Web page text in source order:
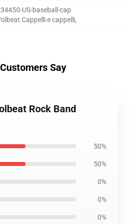
US-baseball-cap
Cappelli e cappelli,
Say
Rock Band
50%
50%
0%
0%
0%